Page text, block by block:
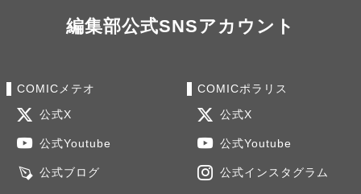
編集部公式SNSアカウント
COMICメテオ
公式X
公式Youtube
公式ブログ
COMICポラリス
公式X
公式Youtube
公式インスタグラム